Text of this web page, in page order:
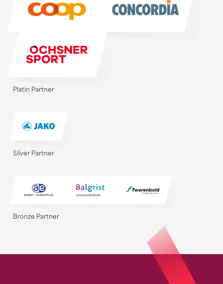
Platin Partner
Silver Partner
Bronze Partner